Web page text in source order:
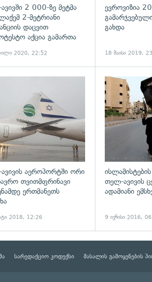
2 000-ზე მეტმა
2-მეტრიანი
დაცვით
აქცია გამართა
2020, 22:52
ევროვიზია
გახდა
18 მაისი 2019,
გადახედვა
აეროპორტში ორი
თვითმფრინავი
ერთმანეთს
2018, 12:26
თელ-ავივის
ადამიანი
9 ივნისი 2016,
სარედაქციო კოდექსი მასალის გამოყენების